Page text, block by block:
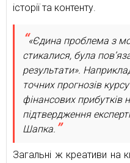
історії та контенту.
«Єдина проблема з
стикалися, була
результати».
точних прогнозів
фінансових прибутків
підтвердження
Шапка.
Загальні ж креативи на